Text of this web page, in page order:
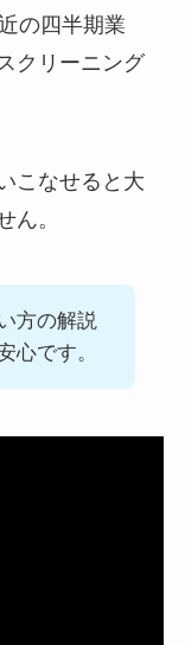
の四半期業
クリーニング
こなせると大
ん。
方の解説
心です。